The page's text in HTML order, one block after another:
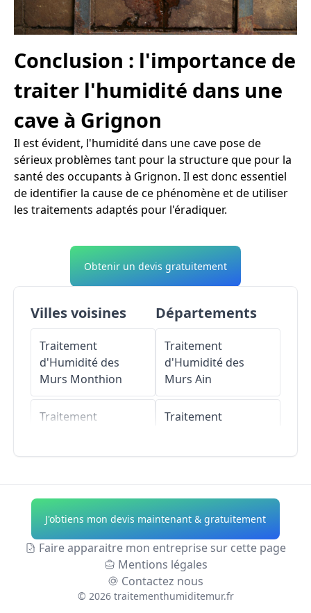
Conclusion : l'importance de
traiter l'humidité dans une
cave à Grignon
Il est évident, l'humidité dans une cave pose de
sérieux problèmes tant pour la structure que pour la
santé des occupants à Grignon. Il est donc essentiel
de identifier la cause de ce phénomène et de utiliser
les traitements adaptés pour l'éradiquer.
Obtenir un devis gratuitement
Villes voisines
Traitement
d'Humidité des
Murs Monthion
Traitement
Traitement
d'Humidité des
Murs Notre-Dame-
des-Millières
d'Humidité des
Départements
Traitement
d'Humidité des
Murs Ain
Traitement
Traitement
d'Humidité des
Murs Allier
Traitement
d'Humidité des
MursAlpes-de-
J'obtiens mon devis maintenant & gratuitement
Faire apparaitre mon entreprise sur cette page
Mentions légales
Contactez nous
© 2026 traitementhumiditemur.fr